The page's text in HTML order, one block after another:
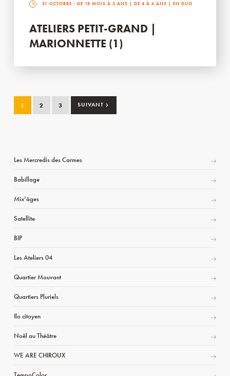
31 OCTOBRE - DE 18 MOIS À 3 ANS | DE 4 À 6 ANS | EN DUO
ATELIERS PETIT-GRAND |
MARIONNETTE (1)
1 2 3 SUIVANT ›
Les Mercredis des Carmes
Babillage
Mix’âges
Satellite
BIP
Les Ateliers 04
Quartier Mouvant
Quartiers Pluriels
Ilo citoyen
Noël au Théâtre
WE ARE CHIROUX